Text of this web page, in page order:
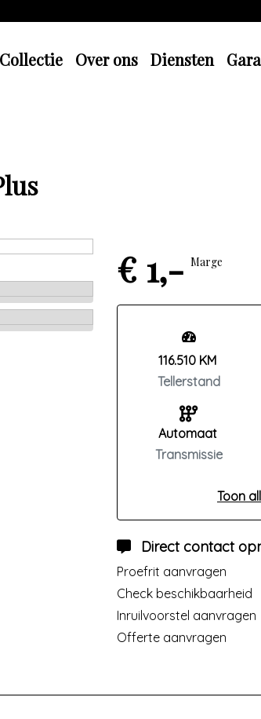
Collectie Over ons Diensten
€ 1,- Marge
116.510 KM
Tellerstand
Automaat
Transmissie
Toon
Direct contact
Proefrit aanvragen
Check beschikbaarheid
Inruilvoorstel aanvragen
Offerte aanvragen